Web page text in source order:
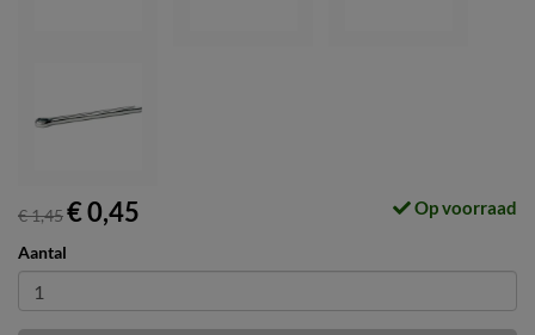
€ 1,45€ 0,45 Op voorraad
Aantal